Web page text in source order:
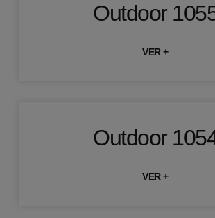
Outdoor
VER +
Outdoor
VER +